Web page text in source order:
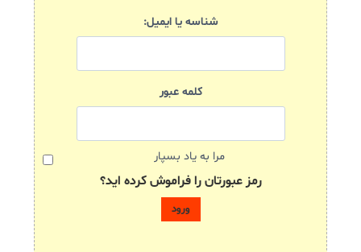
شناسه یا ایمیل:
کلمه عبور
مرا به یاد بسپار
رمز عبورتان را فراموش کرده اید؟